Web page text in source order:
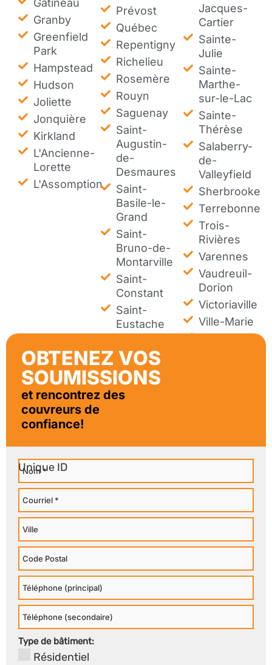
Gatineau
Granby
Greenfield
Park
Hampstead
Hudson
Joliette
Jonquière
Kirkland
L'Ancienne-
Lorette
L'Assomption
Prévost
Québec
Repentigny
Richelieu
Rosemère
Rouyn
Saguenay
Saint-
Augustin-
de-
Desmaures
Saint-
Basile-le-
Grand
Saint-
Bruno-de-
Montarville
Saint-
Constant
Saint-
Eustache
Jacques-
Cartier
Sainte-
Julie
Sainte-
Marthe-
sur-le-Lac
Sainte-
Thérèse
Salaberry-
de-
Valleyfield
Sherbrooke
Terrebonne
Trois-
Rivières
Varennes
Vaudreuil-
Dorion
Victoriaville
Ville-Marie
Westmount
OBTENEZ VOS
SOUMISSIONS
et rencontrez des
couvreurs de
confiance!
Nom
Courriel
Ville
Code
Postal
Téléphone
Principal
Téléphone
Secondaire
Type de bâtiment:
Résidentiel